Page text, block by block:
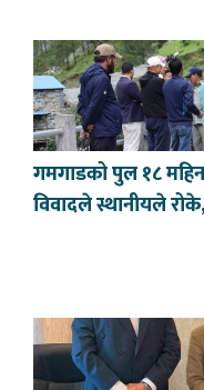
गमगाडको पुल १८
विवादले स्थानीयले